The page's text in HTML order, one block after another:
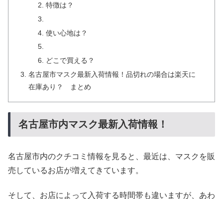
特徴は？
使い心地は？
どこで買える？
名古屋市マスク最新入荷情報！品切れの場合は楽天に
在庫あり？ まとめ
名古屋市内マスク最新入荷情報！
名古屋市内のクチコミ情報を見ると、最近は、マスクを販
売しているお店が増えてきています。
そして、お店によって入荷する時間帯も違いますが、あわ